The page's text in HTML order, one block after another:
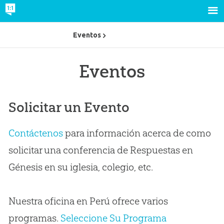
Eventos
Solicitar un Evento
Contáctenospara información acerca de como
solicitar una conferencia de Respuestas en
Génesis en su iglesia, colegio, etc.
Nuestra oficina en Perú ofrece varios
programas. Seleccione Su Programa
Eventos